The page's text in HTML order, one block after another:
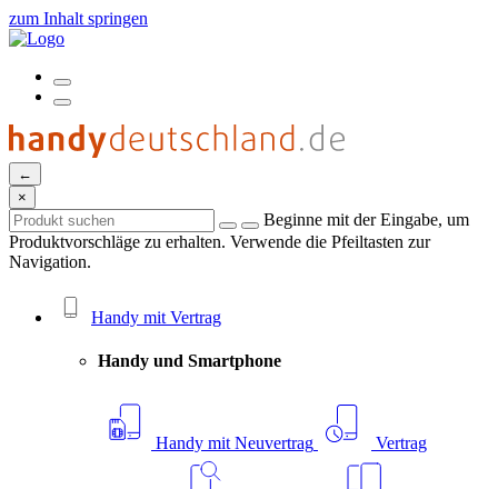
zum Inhalt springen
←
×
Beginne mit der Eingabe, um
Produktvorschläge zu erhalten. Verwende die Pfeiltasten zur
Navigation.
Handy mit Vertrag
Handy und Smartphone
Handy mit Neuvertrag Vertrag